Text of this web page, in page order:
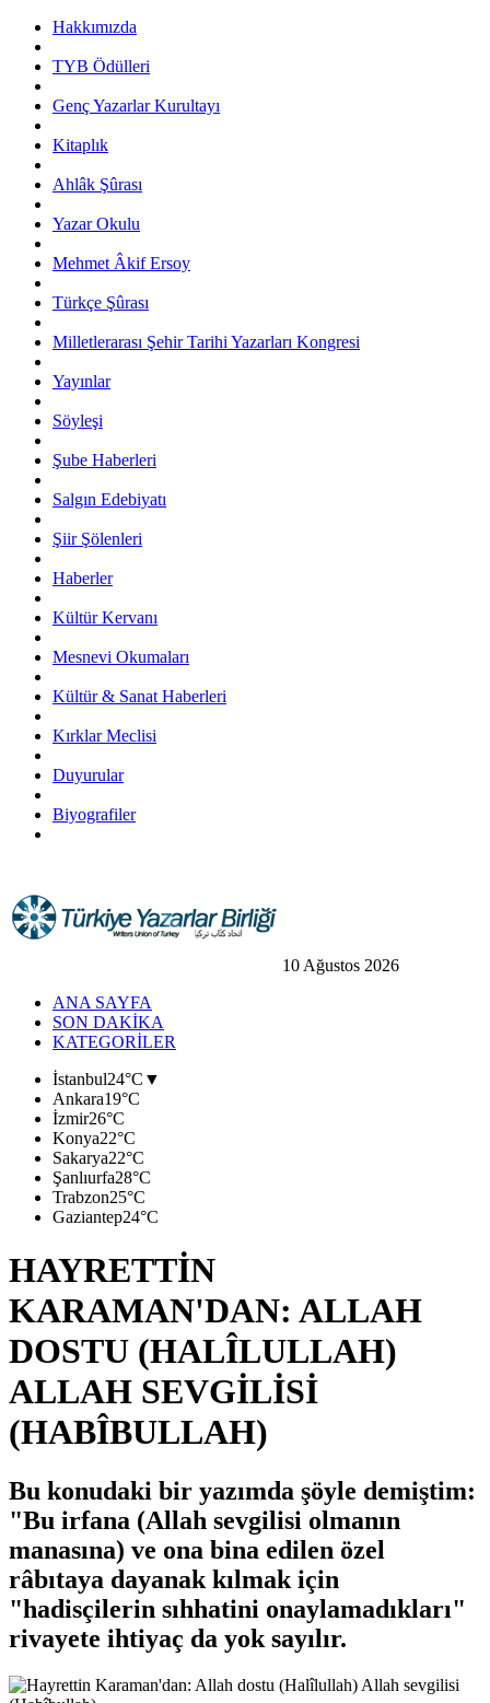
Hakkımızda
TYB Ödülleri
Genç Yazarlar Kurultayı
Kitaplık
Ahlâk Şûrası
Yazar Okulu
Mehmet Âkif Ersoy
Türkçe Şûrası
Milletlerarası Şehir Tarihi Yazarları Kongresi
Yayınlar
Söyleşi
Şube Haberleri
Salgın Edebiyatı
Şiir Şölenleri
Haberler
Kültür Kervanı
Mesnevi Okumaları
Kültür & Sanat Haberleri
Kırklar Meclisi
Duyurular
Biyografiler
10 Ağustos 2026
ANA SAYFA
SON DAKİKA
KATEGORİLER
İstanbul24°C ▼
Ankara19°C
İzmir26°C
Konya22°C
Sakarya22°C
Şanlıurfa28°C
Trabzon25°C
Gaziantep24°C
HAYRETTİN
KARAMAN'DAN: ALLAH
DOSTU (HALÎLULLAH)
ALLAH SEVGİLİSİ
(HABÎBULLAH)
Bu konudaki bir yazımda şöyle demiştim:
"Bu irfana (Allah sevgilisi olmanın
manasına) ve ona bina edilen özel
râbıtaya dayanak kılmak için
"hadisçilerin sıhhatini onaylamadıkları"
rivayete ihtiyaç da yok sayılır.